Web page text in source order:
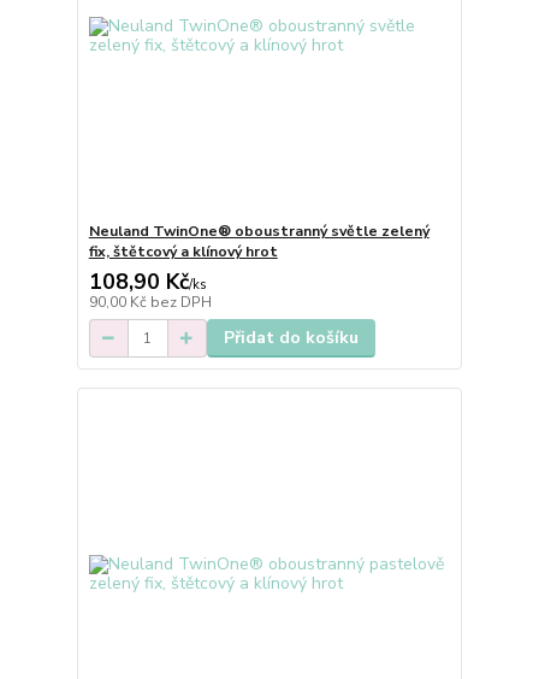
Neuland TwinOne® oboustranný světle zelený
fix, štětcový a klínový hrot
108,90 Kč/ks
90,00 Kč bez DPH
Přidat do košíku